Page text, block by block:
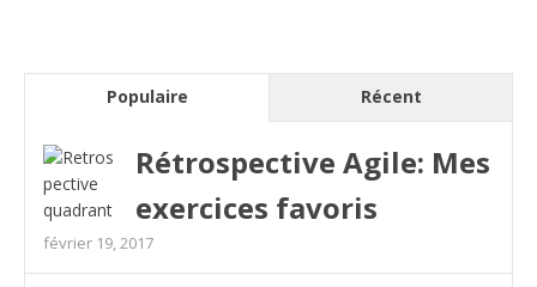
Populaire Récent
Rétrospective Agile: Mes
exercices favoris
février 19, 2017